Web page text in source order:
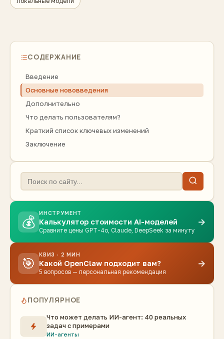
СОДЕРЖАНИЕ
Введение
Основные нововведения
Дополнительно
Что делать пользователям?
Краткий список ключевых изменений
Заключение
💰
ИНСТРУМЕНТ
Калькулятор стоимости AI-моделей
Сравните цены GPT-4o, Claude, DeepSeek за минуту
→
🎯
КВИЗ · 2 МИН
Какой OpenClaw подходит вам?
5 вопросов — персональная рекомендация
→
ПОПУЛЯРНОЕ
Что может делать ИИ-агент: 40 реальных
задач с примерами
ИИ-агенты